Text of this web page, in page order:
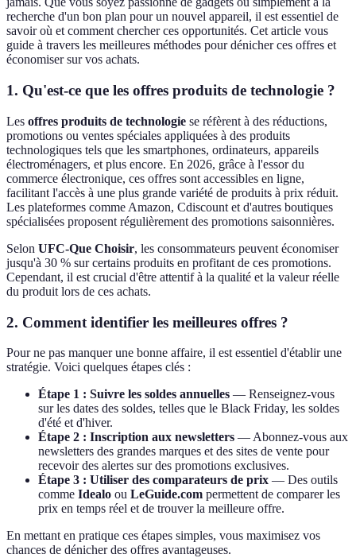
recherche d'un bon plan pour un nouvel appareil, il est essentiel de
savoir où et comment chercher ces opportunités. Cet article vous
guide à travers les meilleures méthodes pour dénicher ces offres et
économiser sur vos achats.
1. Qu'est-ce que les offres produits de technologie ?
Les offres produits de technologie se réfèrent à des réductions,
promotions ou ventes spéciales appliquées à des produits
technologiques tels que les smartphones, ordinateurs, appareils
électroménagers, et plus encore. En 2026, grâce à l'essor du
commerce électronique, ces offres sont accessibles en ligne,
facilitant l'accès à une plus grande variété de produits à prix réduit.
Les plateformes comme Amazon, Cdiscount et d'autres boutiques
spécialisées proposent régulièrement des promotions saisonnières.
Selon UFC-Que Choisir, les consommateurs peuvent économiser
jusqu'à 30 % sur certains produits en profitant de ces promotions.
Cependant, il est crucial d'être attentif à la qualité et la valeur réelle
du produit lors de ces achats.
2. Comment identifier les meilleures offres ?
Pour ne pas manquer une bonne affaire, il est essentiel d'établir une
stratégie. Voici quelques étapes clés :
Étape 1 : Suivre les soldes annuelles — Renseignez-vous
sur les dates des soldes, telles que le Black Friday, les soldes
d'été et d'hiver.
Étape 2 : Inscription aux newsletters — Abonnez-vous aux
newsletters des grandes marques et des sites de vente pour
recevoir des alertes sur des promotions exclusives.
Étape 3 : Utiliser des comparateurs de prix — Des outils
comme Idealo ou LeGuide.com permettent de comparer les
prix en temps réel et de trouver la meilleure offre.
En mettant en pratique ces étapes simples, vous maximisez vos
chances de dénicher des offres avantageuses.